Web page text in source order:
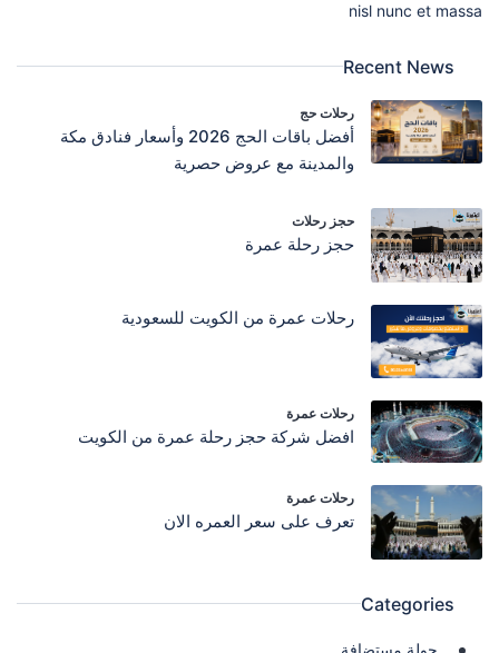
nisl nunc et massa
Recent News
رحلات حج
أفضل باقات الحج 2026 وأسعار فنادق مكة
والمدينة مع عروض حصرية
حجز رحلات
حجز رحلة عمرة
رحلات عمرة من الكويت للسعودية
رحلات عمرة
افضل شركة حجز رحلة عمرة من الكويت
رحلات عمرة
تعرف على سعر العمره الان
Categories
جولة مستضافة